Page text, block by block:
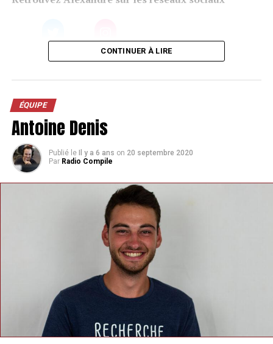
CONTINUER À LIRE
ÉQUIPE
Antoine Denis
Publié le Il y a 6 ans on 20 septembre 2020
Par Radio Compile